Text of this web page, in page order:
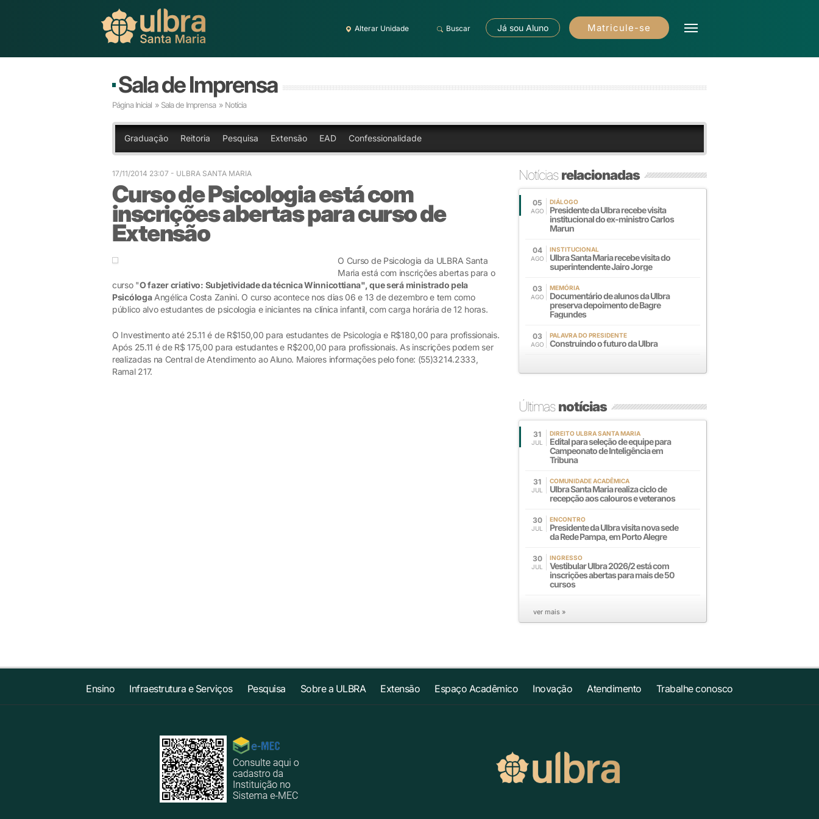
Alterar Unidade Buscar Já sou Aluno Matricule-se
Sala de Imprensa
Página Inicial » Sala de Imprensa » Notícia
Graduação Reitoria Pesquisa Extensão EAD Confessionalidade
17/11/2014 23:07 - ULBRA SANTA MARIA
Curso de Psicologia está com
inscrições abertas para curso de
Extensão
O Curso de Psicologia da ULBRA Santa
Maria está com inscrições abertas para o
curso "O fazer criativo: Subjetividade da técnica Winnicottiana",que será ministrado pela
PsicólogaAngélica Costa Zanini. O curso acontece nos dias 06 e 13 de dezembro e tem como
público alvo estudantes de psicologia e iniciantes na clínica infantil, com carga horária de 12 horas.
O Investimento até 25.11 é de R$150,00 para estudantes de Psicologia e R$180,00 para profissionais.
Após 25.11 é de R$ 175,00 para estudantes e R$200,00 para profissionais. As inscrições podem ser
realizadas na Central de Atendimento ao Aluno. Maiores informações pelo fone: (55)3214.2333,
Ramal 217.
Notíciasrelacionadas
05
AGO
DIÁLOGO
Presidente da Ulbra recebe visita
institucional do ex-ministro Carlos
Marun
04
AGO
INSTITUCIONAL
Ulbra Santa Maria recebe visita do
superintendente Jairo Jorge
03
AGO
MEMÓRIA
Documentário de alunos da Ulbra
preserva depoimento de Bagre
Fagundes
03
AGO
PALAVRA DO PRESIDENTE
Construindo o futuro da Ulbra
Últimasnotícias
31
JUL
DIREITO ULBRA SANTA MARIA
Edital para seleção de equipe para
Campeonato de Inteligência em
Tribuna
31
JUL
COMUNIDADE ACADÊMICA
Ulbra Santa Maria realiza ciclo de
recepção aos calouros e veteranos
30
JUL
ENCONTRO
Presidente da Ulbra visita nova sede
da Rede Pampa, em Porto Alegre
30
JUL
INGRESSO
Vestibular Ulbra 2026/2 está com
inscrições abertas para mais de 50
cursos
ver mais »
Ensino Infraestrutura e Serviços Pesquisa Sobre a ULBRA Extensão Espaço Acadêmico Inovação Atendimento Trabalhe conosco